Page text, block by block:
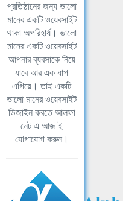
প্রতিষ্ঠানের জন্য ভালো
মানের একটি ওয়েবসাইট
থাকা অপরিহার্য। ভালো
মানের একটি ওয়েবসাইট
আপনার ব্যবসাকে নিয়ে
যাবে আর এক ধাপ
এগিয়ে। তাই একটি
ভালো মানের ওয়েবসাইট
ডিজাইন করতে আলফা
নেট এ আজ ই
যোগাযোগ করুন।